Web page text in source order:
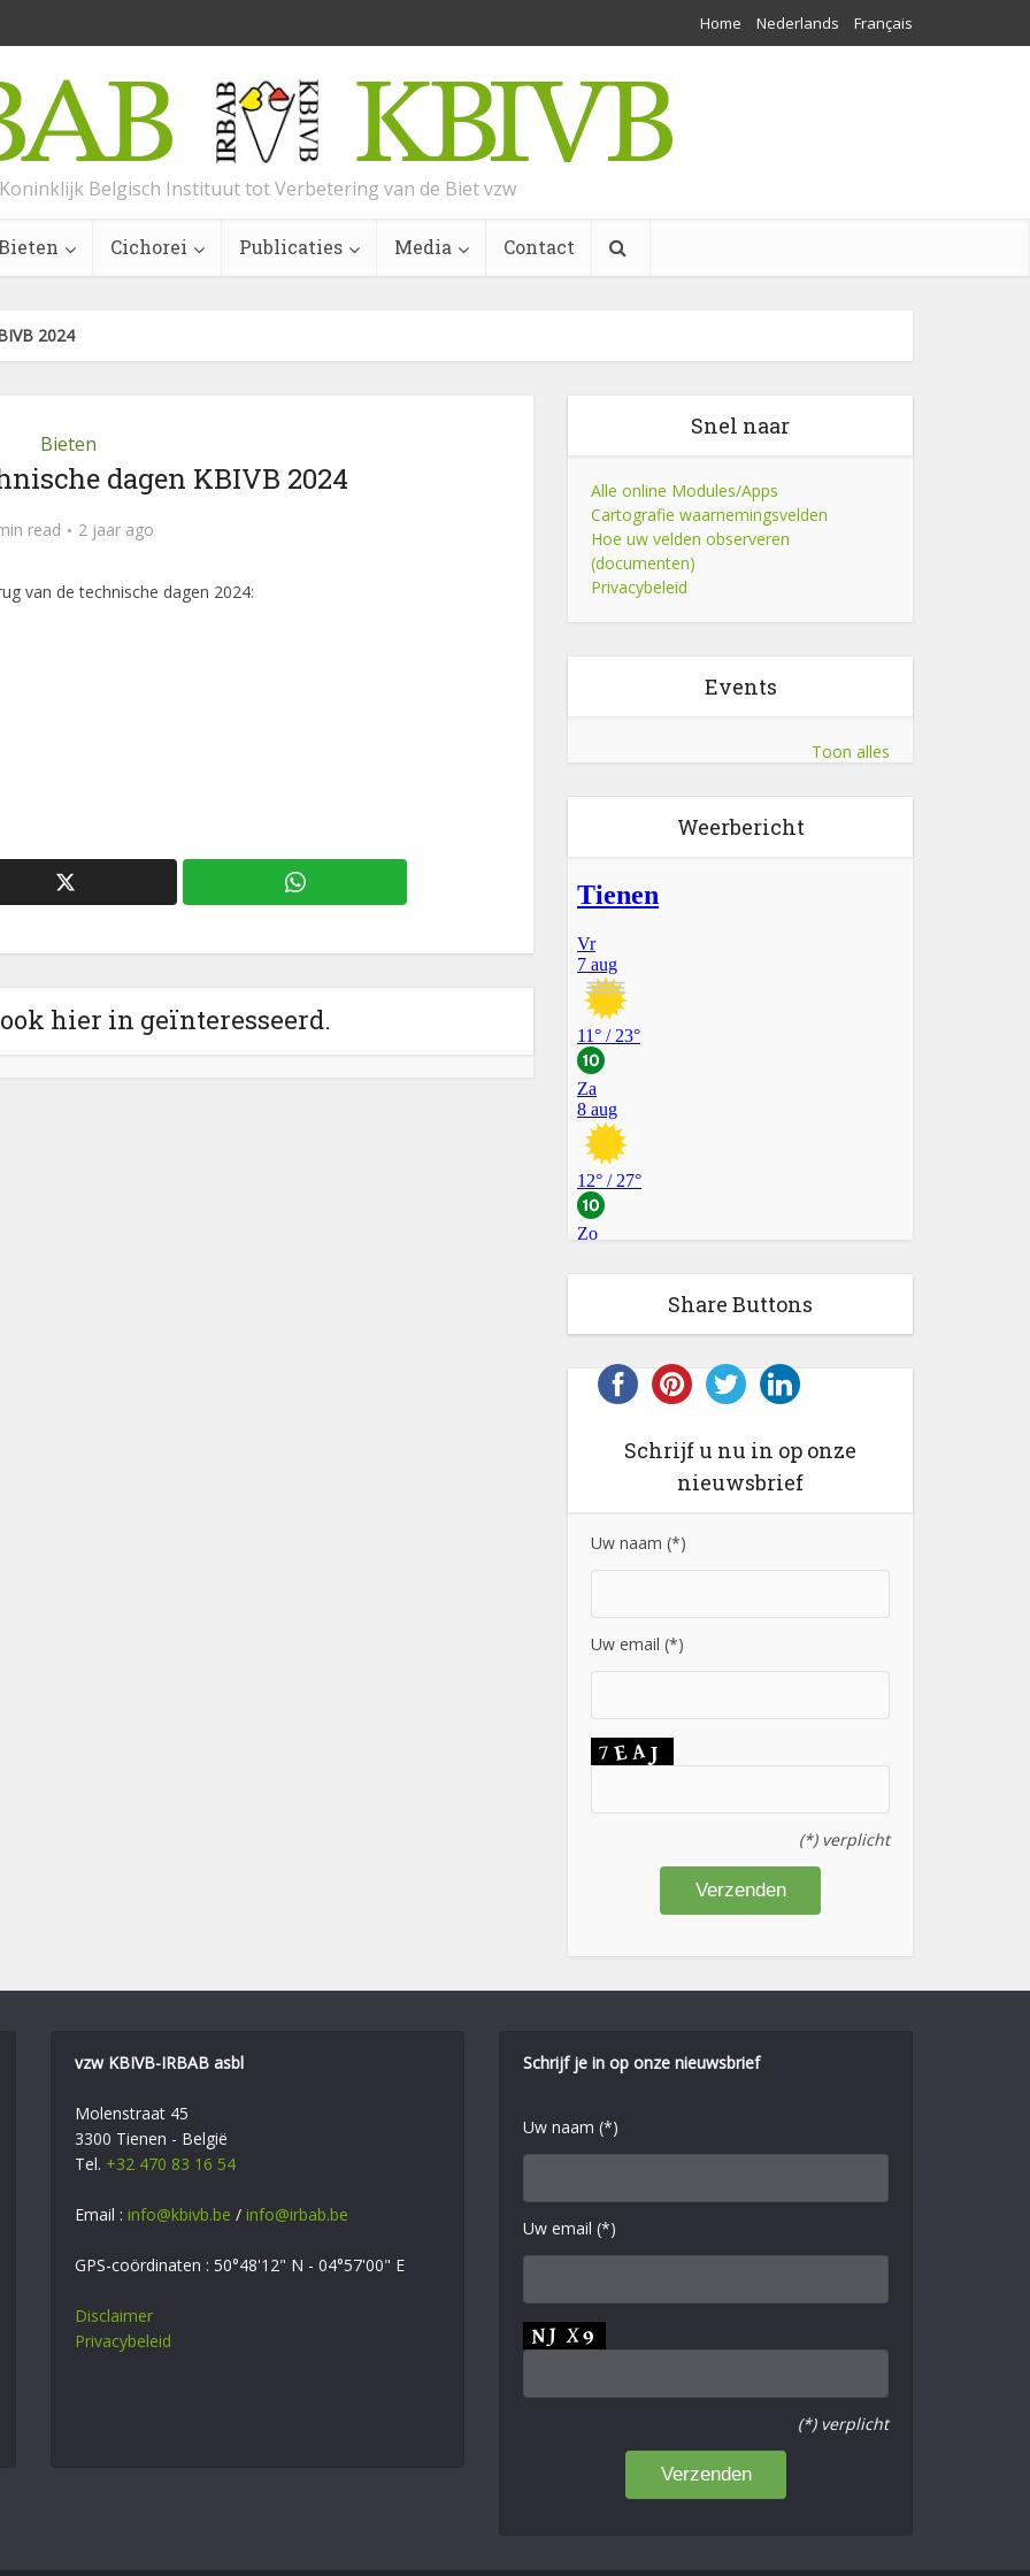
Home Nederlands Français
Koninklijk Belgisch Instituut tot Verbetering van de Biet vzw
Cichorei Publicaties Media Contact
2024
Bieten
dagen KBIVB 2024
read 2 jaar ago
van de technische dagen 2024:
hier in geïnteresseerd.
Snel naar
Alle online Modules/Apps
Cartografie waarnemingsvelden
Hoe uw velden observeren
(documenten)
Privacybeleid
Events
Toon alles
Weerbericht
Share Buttons
Schrijf u nu in op onze
nieuwsbrief
Uw naam (*)
Uw email (*)
(*) verplicht
vzw KBIVB-IRBAB asbl
Molenstraat 45
3300 Tienen - België
Tel. +32 470 83 16 54
Email : info@kbivb.be / info@irbab.be
GPS-coördinaten : 50°48'12" N - 04°57'00" E
Disclaimer
Privacybeleid
Schrijf je in op onze nieuwsbrief
Uw naam (*)
Uw email (*)
(*) verplicht